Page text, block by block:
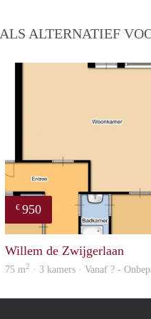
ALS ALTERNATIEF
€ 950
Willem de Zwijgerlaan
75 m2 · 3 kamers · Vanaf ? -